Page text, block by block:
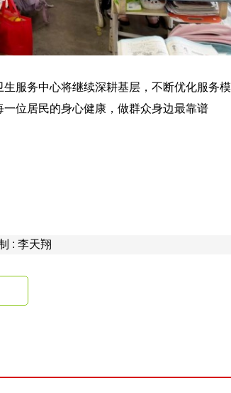
服务中心将继续深耕基层，不断优化服务模
位居民的身心健康，做群众身边最靠谱
: 李天翔